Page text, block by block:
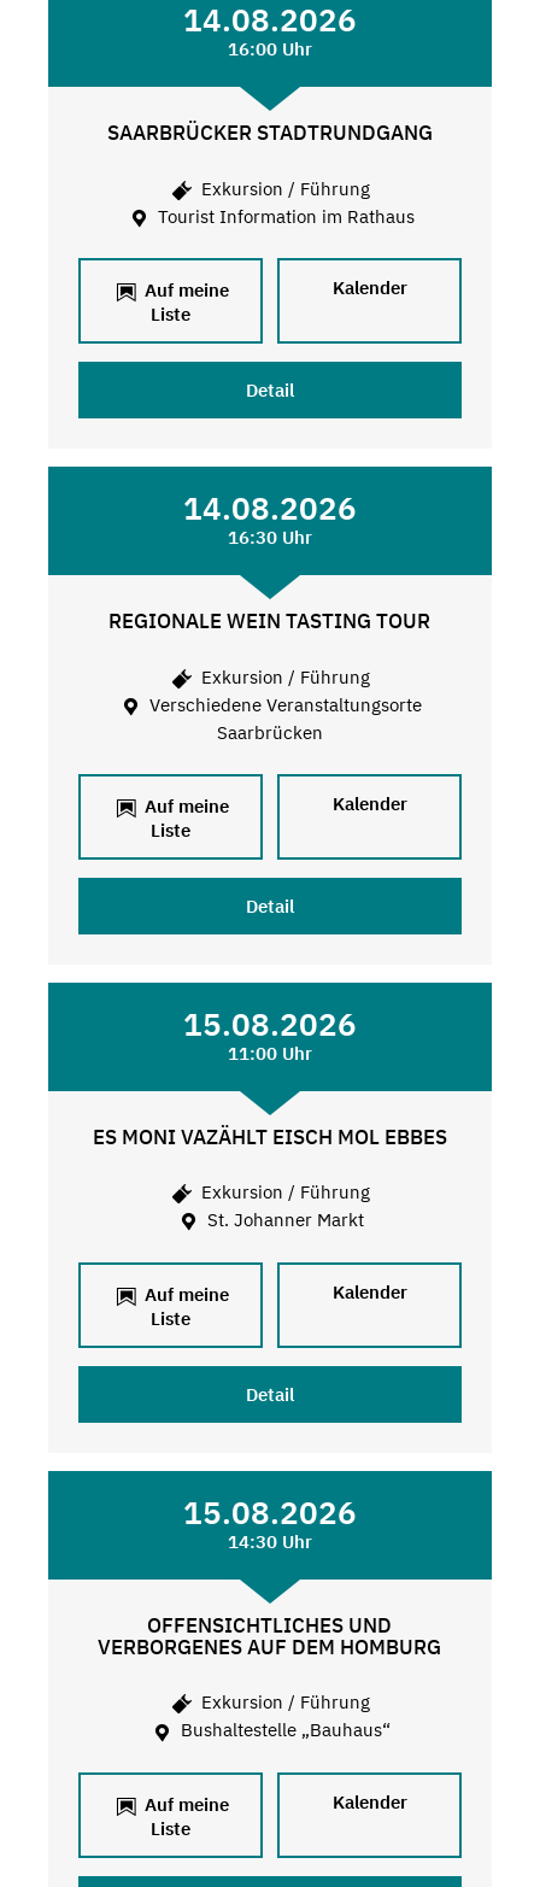
14.08.2026
16:00 Uhr
SAARBRÜCKER STADTRUNDGANG
Exkursion / Führung
Tourist Information im Rathaus
Auf meine
Liste
Kalender
Detail
14.08.2026
16:30 Uhr
REGIONALE WEIN TASTING TOUR
Exkursion / Führung
Verschiedene Veranstaltungsorte
Saarbrücken
Auf meine
Liste
Kalender
Detail
15.08.2026
11:00 Uhr
ES MONI VAZÄHLT EISCH MOL EBBES
Exkursion / Führung
St. Johanner Markt
Auf meine
Liste
Kalender
Detail
15.08.2026
14:30 Uhr
OFFENSICHTLICHES UND
VERBORGENES AUF DEM HOMBURG
Exkursion / Führung
Bushaltestelle „Bauhaus“
Auf meine
Liste
Kalender